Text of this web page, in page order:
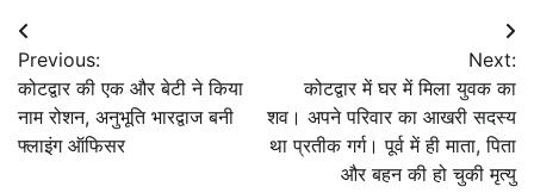
Post
navigation
Previous:
कोटद्वार की एक और बेटी ने किया
नाम रोशन, अनुभूति भारद्वाज बनी
फ्लाइंग ऑफिसर
Next:
कोटद्वार में घर में मिला युवक का
शव। अपने परिवार का आखरी सदस्य
था प्रतीक गर्ग। पूर्व में ही माता, पिता
और बहन की हो चुकी मृत्यु